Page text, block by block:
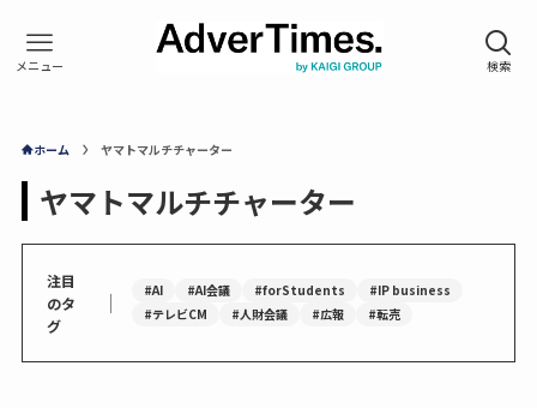
ホーム ヤマトマルチチャーター
ヤマトマルチチャーター
注目
のタ
グ
｜ #AI #AI会議 #forStudents
#IP business
#テレビCM
#人財会議 #広報 #転売